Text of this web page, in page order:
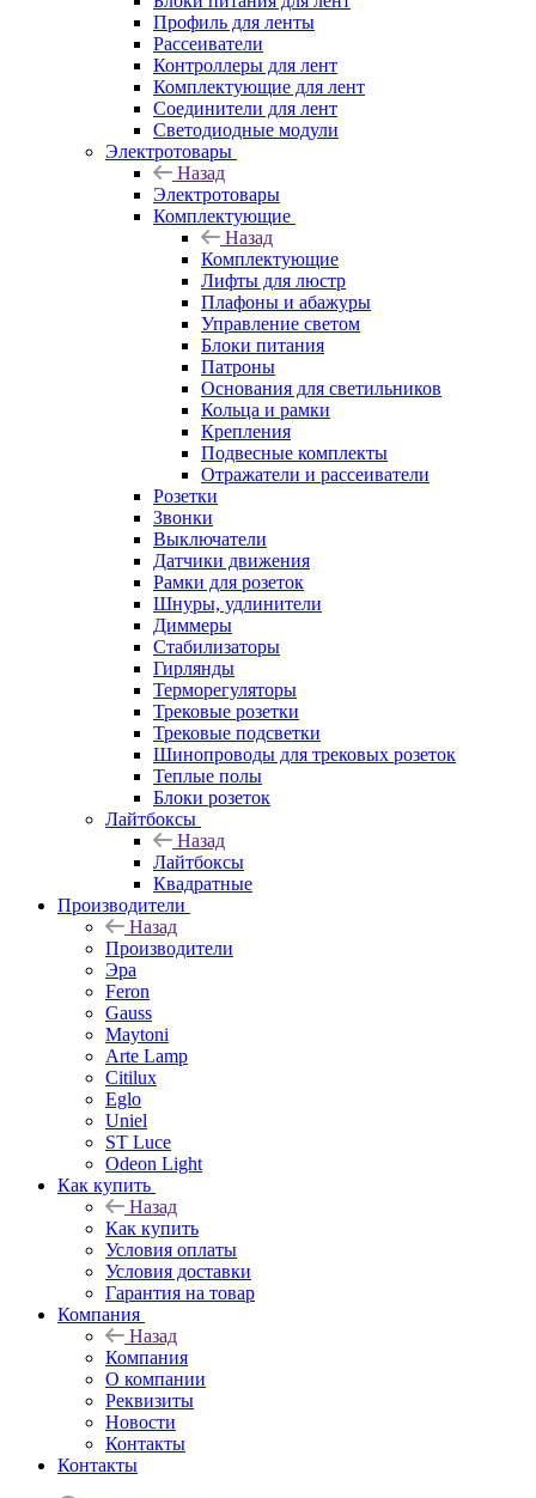
Профиль для ленты
Рассеиватели
Контроллеры для лент
Комплектующие для лент
Соединители для лент
Светодиодные модули
Электротовары
Назад
Электротовары
Комплектующие
Назад
Комплектующие
Лифты для люстр
Плафоны и абажуры
Управление светом
Блоки питания
Патроны
Основания для светильников
Кольца и рамки
Крепления
Подвесные комплекты
Отражатели и рассеиватели
Розетки
Звонки
Выключатели
Датчики движения
Рамки для розеток
Шнуры, удлинители
Диммеры
Стабилизаторы
Гирлянды
Терморегуляторы
Трековые розетки
Трековые подсветки
Шинопроводы для трековых розеток
Теплые полы
Блоки розеток
Лайтбоксы
Назад
Лайтбоксы
Квадратные
Производители
Назад
Производители
Эра
Feron
Gauss
Maytoni
Arte Lamp
Citilux
Eglo
Uniel
ST Luce
Odeon Light
Как купить
Назад
Как купить
Условия оплаты
Условия доставки
Гарантия на товар
Компания
Назад
Компания
О компании
Реквизиты
Новости
Контакты
Контакты